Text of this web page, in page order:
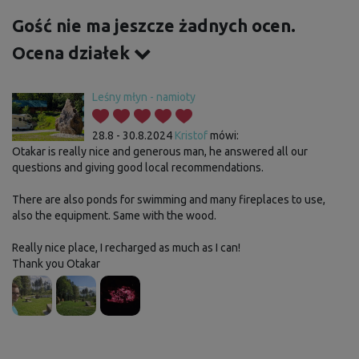
Gość nie ma jeszcze żadnych ocen.
Ocena działek
Leśny młyn - namioty
28.8 - 30.8.2024 Kristofmówi:
Otakar is really nice and generous man, he answered all our
questions and giving good local recommendations.
There are also ponds for swimming and many fireplaces to use,
also the equipment. Same with the wood.
Really nice place, I recharged as much as I can!
Thank you Otakar